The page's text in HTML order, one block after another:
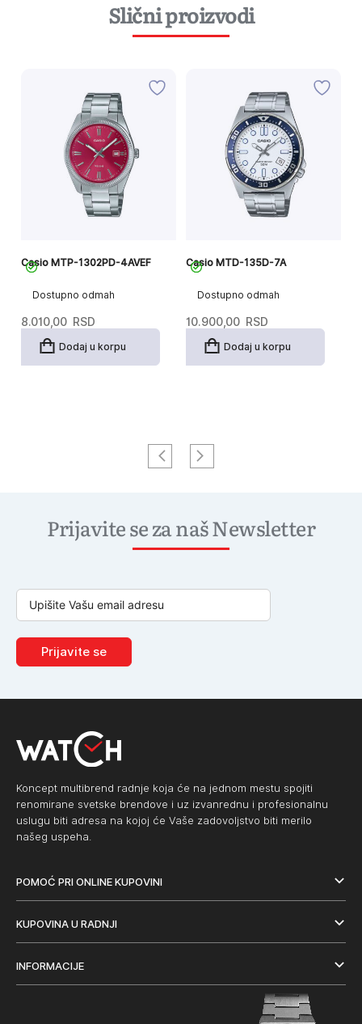
Slični proizvodi
Dostupno odmah
Casio MTP-1302PD-4AVEF
8.010,00 RSD
Dodaj u korpu
Dostupno odmah
Casio MTD-135D-7A
10.900,00 RSD
Dodaj u korpu
Prijavite se za naš Newsletter
Prijavite se
Koncept multibrend radnje koja će na jednom mestu spojiti
renomirane svetske brendove i uz izvanrednu i profesionalnu
uslugu biti adresa na kojoj će Vaše zadovoljstvo biti merilo
našeg uspeha.
POMOĆ PRI ONLINE KUPOVINI
KUPOVINA U RADNJI
INFORMACIJE